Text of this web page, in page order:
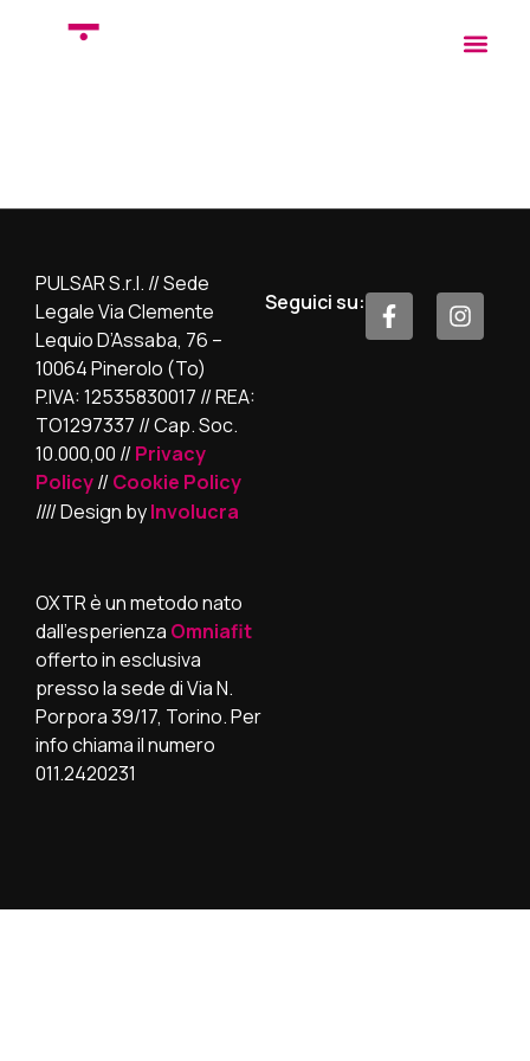
Roberto di
PULSAR S.r.l. // Sede
Legale Via Clemente
Lequio D’Assaba, 76 –
10064 Pinerolo (To)
P.IVA: 12535830017 // REA:
TO1297337 // Cap. Soc.
10.000,00 //Privacy
Policy//Cookie Policy
//// Design byInvolucra
OXTR è un metodo nato
dall’esperienza Omniafit
offerto in esclusiva
presso la sede di Via N.
Porpora 39/17, Torino. Per
info chiama il numero
011.2420231
Seguici su: